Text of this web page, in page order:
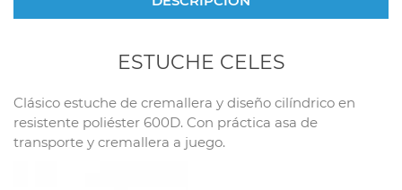
ESTUCHE CELES
Clásico estuche de cremallera y diseño cilíndrico en
resistente poliéster 600D. Con práctica asa de
transporte y cremallera a juego.